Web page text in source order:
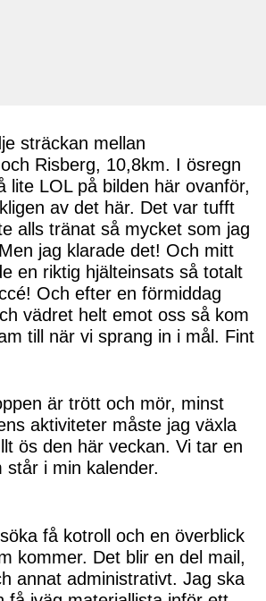
sträckan mellan
Risberg, 10,8km. I ösregn
lite LOL på bilden här ovanför,
av det här. Det var tufft
alls tränat så mycket som jag
jag klarade det! Och mitt
en riktig hjälteinsats så totalt
Och efter en förmiddag
vädret helt emot oss så kom
till när vi sprang in i mål. Fint
är trött och mör, minst
aktiviteter måste jag växla
ös den här veckan. Vi tar en
står i min kalender.
få kotroll och en överblick
kommer. Det blir en del mail,
annat administrativt. Jag ska